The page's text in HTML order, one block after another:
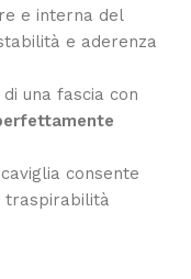
e interna del
e aderenza
una fascia con
consente
traspirabilità